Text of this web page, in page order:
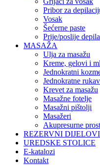
Pribor za
Vosak
Šećerne paste
Prije/poslije
MASAŽA
Ulja za masažu
Kreme, gelovi i
Jednokratni
Jednokratne
Krevet za masažu
Masažne fotelje
Masažni pištolji
Masažeri
Akupresurne
REZERVNI
UREDSKE STOLICE
E-katalozi
Kontakt